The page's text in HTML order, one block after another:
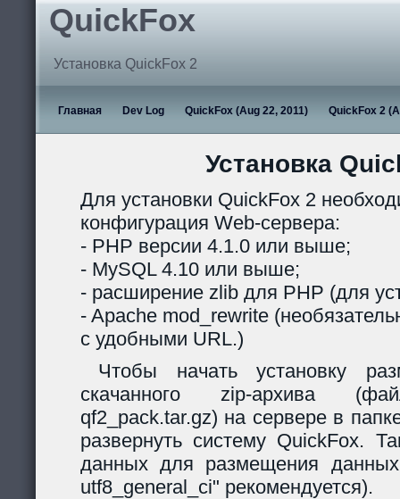
QuickFox
Установка QuickFox 2
Главная Dev Log QuickFox (Aug 22, 2011) QuickFox 2
Установка
Для установки QuickFox 2
конфигурация Web-сервера:
- PHP версии 4.1.0 или выше;
- MySQL 4.10 или выше;
- расширение zlib для PHP (для
- Apache mod_rewrite
с удобными URL.)
Чтобы начать установку
скачанного zip-архива
qf2_pack.tar.gz) на сервере в
развернуть систему QuickFox.
данных для размещения
utf8_general_ci" рекомендуется).